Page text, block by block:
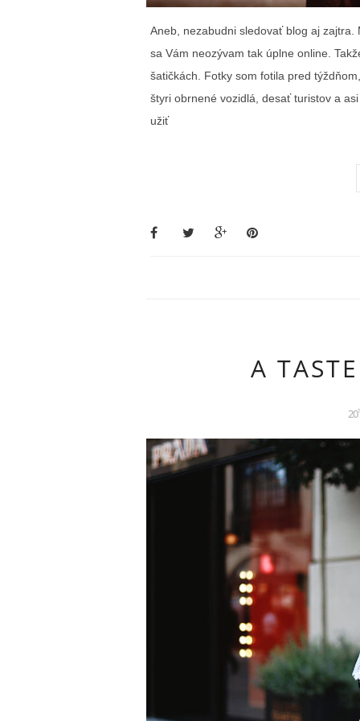
Aneb, nezabudni sledovať blog aj
sa Vám neozývam tak úplne online.
šatičkách. Fotky som fotila pred
štyri obrnené vozidlá, desať turistov a
užiť
A
20